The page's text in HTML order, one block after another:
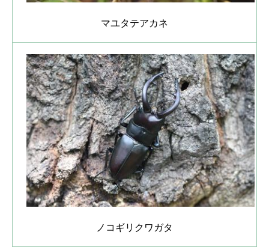
マユタテアカネ
ノコギリクワガタ